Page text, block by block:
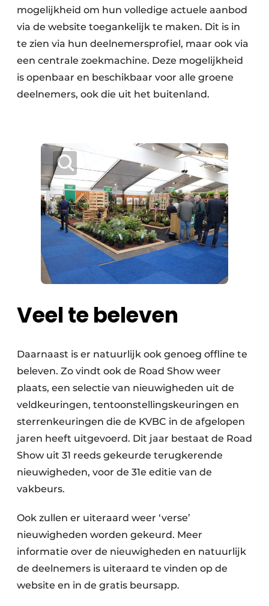
mogelijkheid om hun volledige actuele aanbod
via de website toegankelijk te maken. Dit is in
te zien via hun deelnemersprofiel, maar ook via
een centrale zoekmachine. Deze mogelijkheid
is openbaar en beschikbaar voor alle groene
deelnemers, ook die uit het buitenland.
Veel te beleven
Daarnaast is er natuurlijk ook genoeg offline te
beleven. Zo vindt ook de Road Show weer
plaats, een selectie van nieuwigheden uit de
veldkeuringen, tentoonstellingskeuringen en
sterrenkeuringen die de KVBC in de afgelopen
jaren heeft uitgevoerd. Dit jaar bestaat de Road
Show uit 31 reeds gekeurde terugkerende
nieuwigheden, voor de 31e editie van de
vakbeurs.
Ook zullen er uiteraard weer ‘verse’
nieuwigheden worden gekeurd. Meer
informatie over de nieuwigheden en natuurlijk
de deelnemers is uiteraard te vinden op de
website en in de gratis beursapp.